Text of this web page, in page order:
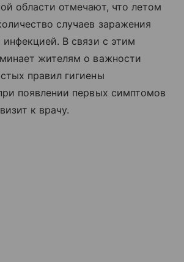
области отмечают, что летом
случаев заражения
инфекцией. В связи с этим
жителям о важности
правил гигиены
появлении первых симптомов
к врачу.